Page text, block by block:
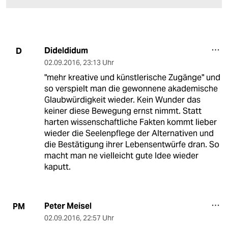
D Dideldidum
02.09.2016, 23:13 Uhr
"mehr kreative und künstlerische Zugänge" und
so verspielt man die gewonnene akademische
Glaubwürdigkeit wieder. Kein Wunder das
keiner diese Bewegung ernst nimmt. Statt
harten wissenschaftliche Fakten kommt lieber
wieder die Seelenpflege der Alternativen und
die Bestätigung ihrer Lebensentwürfe dran. So
macht man ne vielleicht gute Idee wieder
kaputt.
PM Peter Meisel
02.09.2016, 22:57 Uhr